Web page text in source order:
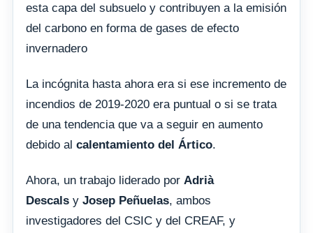
esta capa del subsuelo y contribuyen a la emisión
del carbono en forma de gases de efecto
invernadero
La incógnita hasta ahora era si ese incremento de
incendios de 2019-2020 era puntual o si se trata
de una tendencia que va a seguir en aumento
debido al calentamiento del Ártico.
Ahora, un trabajo liderado por Adrià
Descals y Josep Peñuelas, ambos
investigadores del CSIC y del CREAF, y